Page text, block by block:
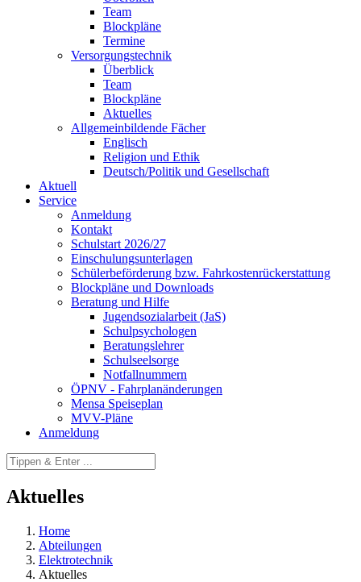
Team
Blockpläne
Termine
Versorgungstechnik
Überblick
Team
Blockpläne
Aktuelles
Allgemeinbildende Fächer
Englisch
Religion und Ethik
Deutsch/Politik und Gesellschaft
Aktuell
Service
Anmeldung
Kontakt
Schulstart 2026/27
Einschulungsunterlagen
Schülerbeförderung bzw. Fahrkostenrückerstattung
Blockpläne und Downloads
Beratung und Hilfe
Jugendsozialarbeit (JaS)
Schulpsychologen
Beratungslehrer
Schulseelsorge
Notfallnummern
ÖPNV - Fahrplanänderungen
Mensa Speiseplan
MVV-Pläne
Anmeldung
Aktuelles
Home
Abteilungen
Elektrotechnik
Aktuelles